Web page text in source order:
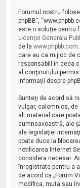
Forumul nostru
phpBB”,
este o soluţie pentru
Licenţei Generală
de lawww.phpbb.com
care au ca mijloc de
responsabill în ceea
al conţinutului
informaţii despre
Sunteţi de acord să
vulgar, calomnios,
alt material care
dumneavoastră, ale
ale legislaţiei
poate duce la
notificarea Internet
considera necesar.
înregistrate pentru a
de acord ca „Forum
modifica, muta sau